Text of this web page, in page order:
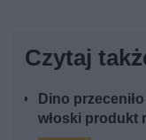
Czytaj
Dino
włoski produkt